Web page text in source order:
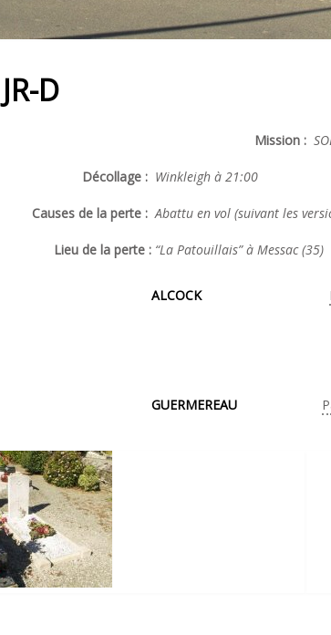
D
Mission :
Décollage : Winkleigh à 21:00
Causes de la perte : Abattu en vol (suivant les
Lieu de la perte : “La Patouillais” à Messac (35)
ALCOCK
GUERMEREAU